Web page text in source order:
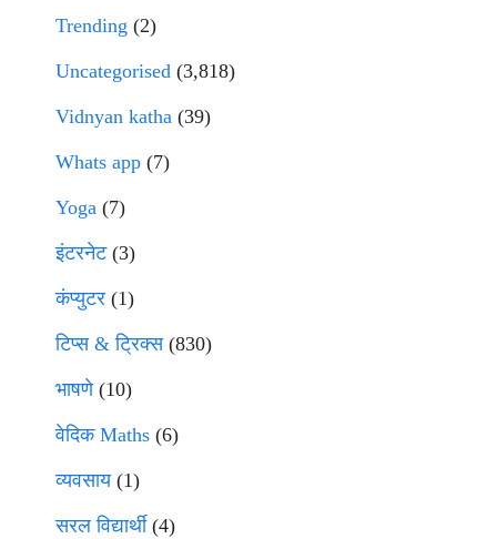
Trending (2)
Uncategorised (3,818)
Vidnyan katha (39)
Whats app (7)
Yoga (7)
इंटरनेट(3)
कंप्युटर (1)
टिप्स & ट्रिक्स(830)
भाषणे(10)
वेदिक Maths (6)
व्यवसाय(1)
सरल विद्यार्थी(4)